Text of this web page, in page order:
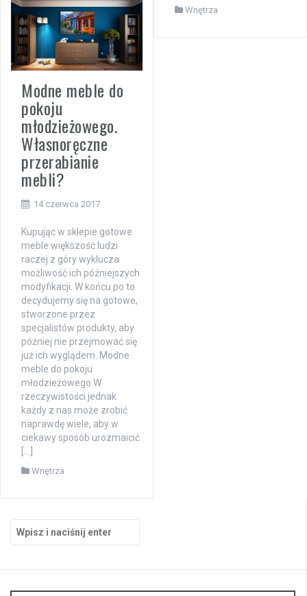
Wnętrza
Modne meble do
pokoju
młodzieżowego.
Własnoręczne
przerabianie
mebli?
14 czerwca 2017
Kupując w sklepie gotowe
meble większość ludzi
raczej z góry wyklucza
możliwość ich późniejszych
modyfikacji. W końcu po to
decydujemy się na gotowe,
stworzone przez
specjalistów produkty, aby
później nie przejmować się
już ich wyglądem. Modne
meble do pokoju
młodzieżowego W
rzeczywistości jednak
każdy z nas może zrobić
naprawdę wiele, aby w
ciekawy sposób urozmaicić
[…]
Wnętrza
Szukaj: